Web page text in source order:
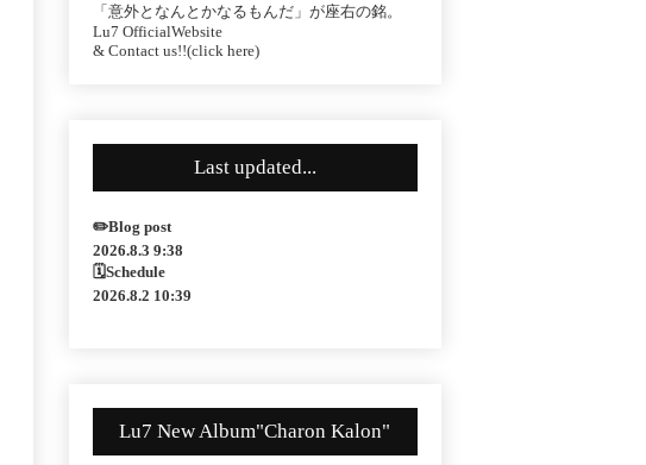
「意外となんとかなるもんだ」が座右の銘。
Lu7 OfficialWebsite
& Contact us!!(click here)
Last updated...
✏️Blog post
2026.8.3 9:38
🗓Schedule
2026.8.2 10:39
Lu7 New Album"Charon Kalon"